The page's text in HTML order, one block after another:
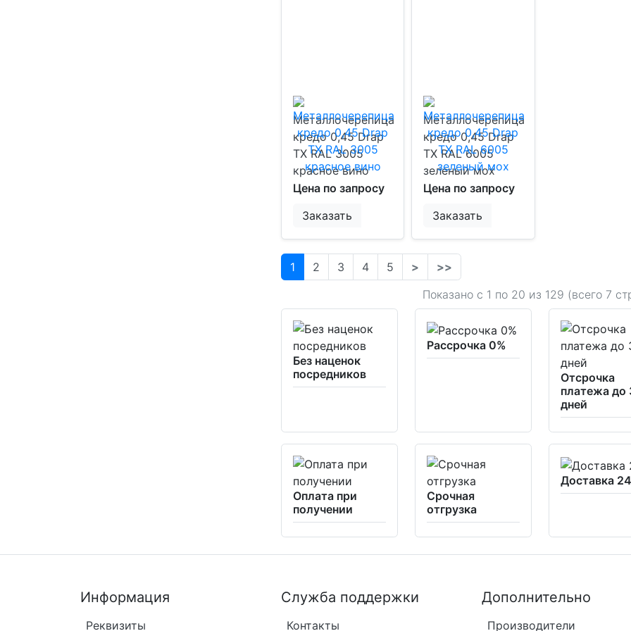
Металлочерепица
кредо 0,45 Drap
TX RAL 3005
красное вино
Цена по запросу
Заказать
Металлочерепица
кредо 0,45 Drap
TX RAL 6005
зеленый мох
Цена по запросу
Заказать
Показано с 1 по 20 из 129 (всего 7
1 2 3 4 5 > >>
Без наценок
посредников
Рассрочка 0%
Отсрочка
платежа до
дней
Оплата при
получении
Срочная
отгрузка
Доставка
Информация
Реквизиты
Служба поддержки
Контакты
Дополнительно
Производители